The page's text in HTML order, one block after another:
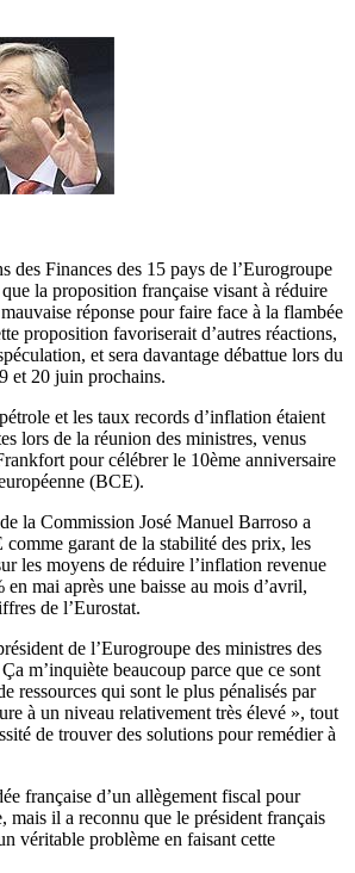
des Finances des 15 pays de l’Eurogroupe
la proposition française visant à réduire
réponse pour faire face à la flambée
proposition favoriserait d’autres réactions,
et sera davantage débattue lors du
et 20 juin prochains.
et les taux records d’inflation étaient
lors de la réunion des ministres, venus
pour célébrer le 10ème anniversaire
(BCE).
la Commission José Manuel Barroso a
garant de la stabilité des prix, les
les moyens de réduire l’inflation revenue
mai après une baisse au mois d’avril,
de l’Eurostat.
de l’Eurogroupe des ministres des
m’inquiète beaucoup parce que ce sont
ressources qui sont le plus pénalisés par
à un niveau relativement très élevé », tout
de trouver des solutions pour remédier à
française d’un allègement fiscal pour
mais il a reconnu que le président français
véritable problème en faisant cette